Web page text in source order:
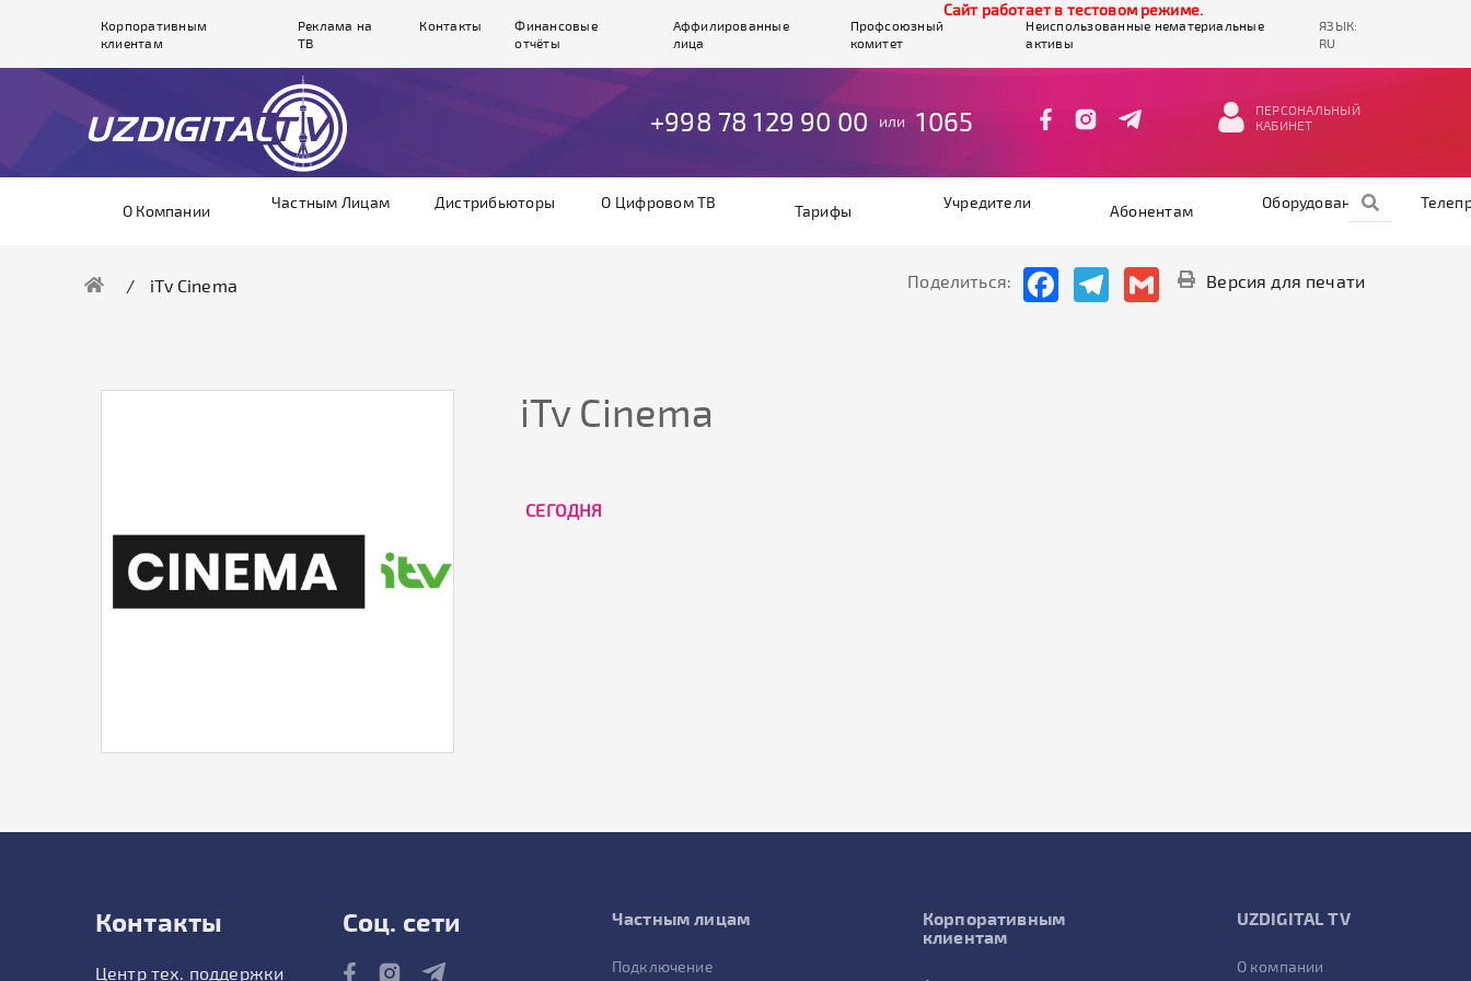
Cайт работает в тестовом режиме.
Корпоративным
клиентам
Реклама на
ТВ
Контакты
Финансовые
отчёты
Аффилированные
лица
Профсоюзный
комитет
Неиспользованные нематериальные
активы
ЯЗЫК:
RU
+998 78 129 90 00 или 1065
ПЕРСОНАЛЬНЫЙ
КАБИНЕТ
О Компании Частным Лицам Дистрибьюторы О Цифровом ТВ Тарифы Учредители Абонентам Оборудование
iTv Cinema Поделиться: FacebookTelegramGmail Версия для печати
iTv Cinema
CЕГОДНЯ
Контакты
Центр тех. поддержки
Соц. сети Частным лицам
Подключение
Корпоративным
клиентам
UZDIGITAL TV
О компании